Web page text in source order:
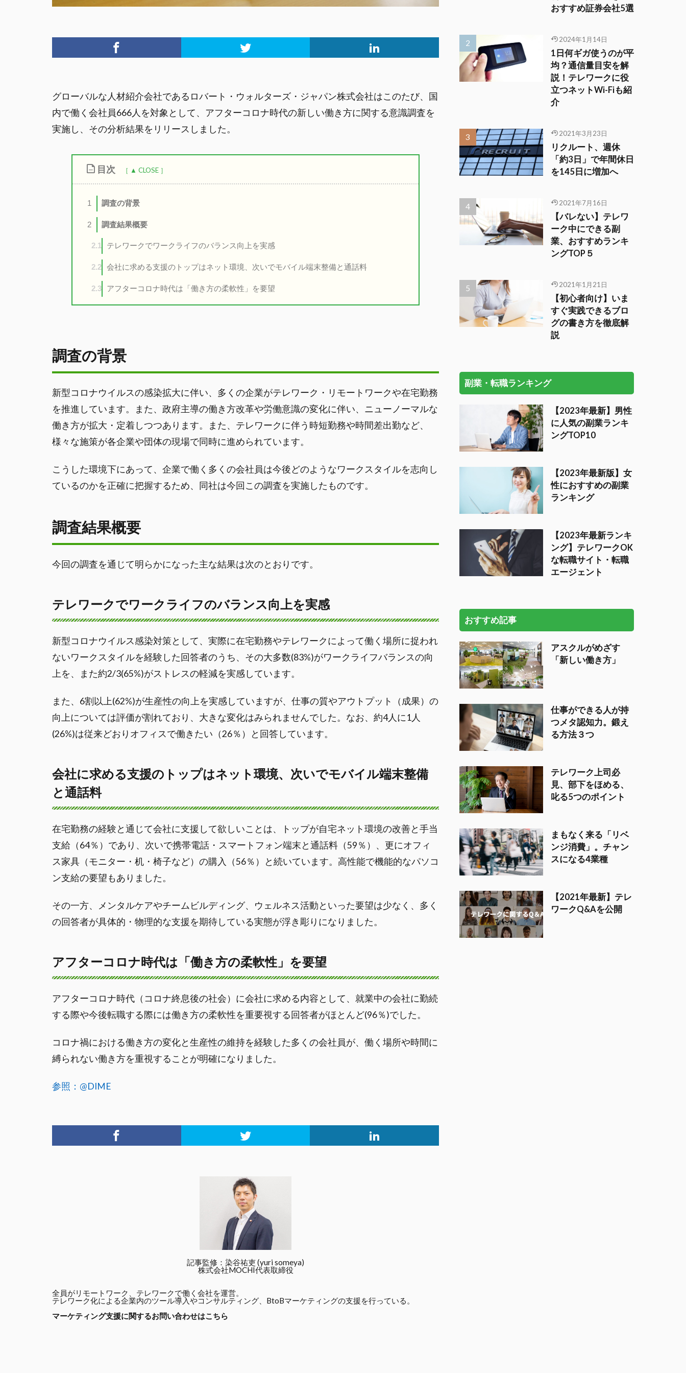
グローバルな人材紹介会社であるロバート・ウォルターズ・ジャパン株式会社はこのたび、国
内で働く会社員666人を対象として、アフターコロナ時代の新しい働き方に関する意識調査を
実施し、その分析結果をリリースしました。
目次
1 調査の背景
2 調査結果概要
2.1 テレワークでワークライフのバランス向上を実感
2.2 会社に求める支援のトップはネット環境、次いでモバイル端末整備と通話料
2.3 アフターコロナ時代は「働き方の柔軟性」を要望
調査の背景
新型コロナウイルスの感染拡大に伴い、多くの企業がテレワーク・リモートワークや在宅勤務
を推進しています。また、政府主導の働き方改革や労働意識の変化に伴い、ニューノーマルな
働き方が拡大・定着しつつあります。また、テレワークに伴う時短勤務や時間差出勤など、
様々な施策が各企業や団体の現場で同時に進められています。
こうした環境下にあって、企業で働く多くの会社員は今後どのようなワークスタイルを志向し
ているのかを正確に把握するため、同社は今回この調査を実施したものです。
調査結果概要
今回の調査を通じて明らかになった主な結果は次のとおりです。
テレワークでワークライフのバランス向上を実感
新型コロナウイルス感染対策として、実際に在宅勤務やテレワークによって働く場所に捉われ
ないワークスタイルを経験した回答者のうち、その大多数(83%)がワークライフバランスの向
上を、また約2/3(65%)がストレスの軽減を実感しています。
また、6割以上(62%)が生産性の向上を実感していますが、仕事の質やアウトプット（成果）の
向上については評価が割れており、大きな変化はみられませんでした。なお、約4人に1人
(26%)は従来どおりオフィスで働きたい（26％）と回答しています。
会社に求める支援のトップはネット環境、次いでモバイル端末整備
と通話料
在宅勤務の経験と通じて会社に支援して欲しいことは、トップが自宅ネット環境の改善と手当
支給（64％）であり、次いで携帯電話・スマートフォン端末と通話料（59％）、更にオフィ
ス家具（モニター・机・椅子など）の購入（56％）と続いています。高性能で機能的なパソコ
ン支給の要望もありました。
その一方、メンタルケアやチームビルディング、ウェルネス活動といった要望は少なく、多く
の回答者が具体的・物理的な支援を期待している実態が浮き彫りになりました。
アフターコロナ時代は「働き方の柔軟性」を要望
アフターコロナ時代（コロナ終息後の社会）に会社に求める内容として、就業中の会社に勤続
する際や今後転職する際には働き方の柔軟性を重要視する回答者がほとんど(96％)でした。
コロナ禍における働き方の変化と生産性の維持を経験した多くの会社員が、働く場所や時間に
縛られない働き方を重視することが明確になりました。
参照：@DIME
記事監修：染谷祐吏 (yuri someya)
株式会社MOCHI代表取締役
全員がリモートワーク、テレワークで働く会社を運営。
テレワーク化による企業内のツール導入やコンサルティング、BtoBマーケティングの支援を行っている。
マーケティング支援に関するお問い合わせはこちら
おすすめ証券会社5選
2024年1月14日
1日何ギガ使うのが平
均？通信量目安を解
説！テレワークに役
立つネットWi-Fiも紹
介
2021年3月23日
リクルート、週休
「約3日」で年間休日
を145日に増加へ
2021年7月16日
【バレない】テレワ
ーク中にできる副
業、おすすめランキ
ングTOP５
2021年1月21日
【初心者向け】いま
すぐ実践できるブロ
グの書き方を徹底解
説
副業・転職ランキング
【2023年最新】男性
に人気の副業ランキ
ングTOP10
【2023年最新版】女
性におすすめの副業
ランキング
【2023年最新ランキ
ング】テレワークOK
な転職サイト・転職
エージェント
おすすめ記事
アスクルがめざす
「新しい働き方」
仕事ができる人が持
つメタ認知力。鍛え
る方法３つ
テレワーク上司必
見、部下をほめる、
叱る5つのポイント
まもなく来る「リベ
ンジ消費」。チャン
スになる4業種
【2021年最新】テレ
ワークQ&Aを公開